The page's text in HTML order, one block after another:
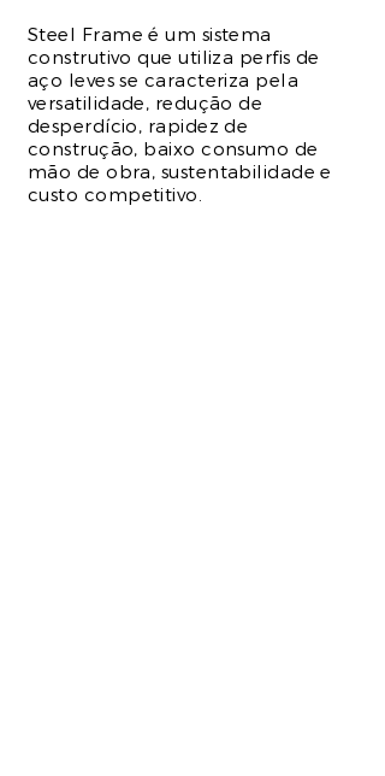
Steel Frame é um sistema
construtivo que utiliza perfis de
aço leves se caracteriza pela
versatilidade, redução de
desperdício, rapidez de
construção, baixo consumo de
mão de obra, sustentabilidade e
custo competitivo.